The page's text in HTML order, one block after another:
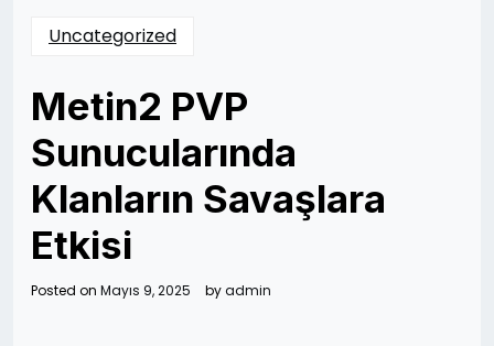
Uncategorized
Metin2 PVP
Sunucularında
Klanların Savaşlara
Etkisi
Posted on Mayıs 9, 2025 byadmin